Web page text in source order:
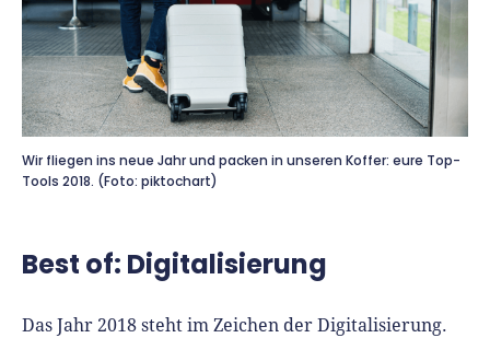
Lohnsoftware
Weitere Tools & Vorlagen
Vergleiche
Richtig versichern
Steuerberatung
Software
Deals
Wir fliegen ins neue Jahr und packen in unseren Koffer: eure Top-
Tools 2018. (Foto: piktochart)
Best of: Digitalisierung
Das Jahr 2018 steht im Zeichen der Digitalisierung.